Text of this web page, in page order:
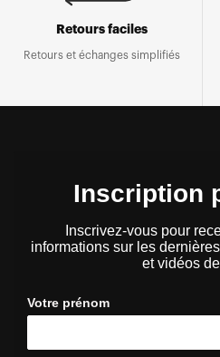
Retours faciles
Retours et échanges simplifiés
Inscription
Inscrivez-vous pour
informations sur les
et vidéos
Votre prénom